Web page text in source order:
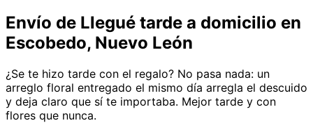
Envío de Llegué tarde a domicilio en
Escobedo, Nuevo León
¿Se te hizo tarde con el regalo? No pasa nada: un
arreglo floral entregado el mismo día arregla el descuido
y deja claro que sí te importaba. Mejor tarde y con
flores que nunca.